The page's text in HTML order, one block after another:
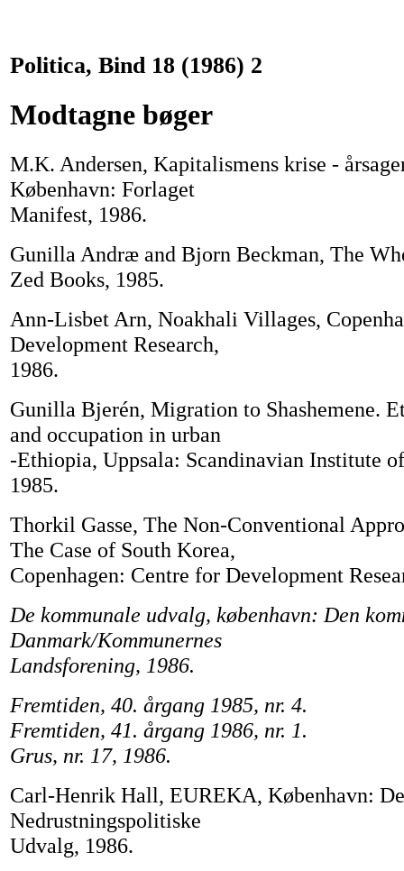
Politica, Bind 18 (1986) 2
Modtagne bøger
M.K. Andersen, Kapitalismens krise -
København: Forlaget
Manifest, 1986.
Gunilla Andræ and Bjorn Beckman, The
Zed Books, 1985.
Ann-Lisbet Arn, Noakhali Villages,
Development Research,
1986.
Gunilla Bjerén, Migration to Shashemene.
and occupation in urban
-Ethiopia, Uppsala: Scandinavian Institute
1985.
Thorkil Gasse, The Non-Conventional
The Case of South Korea,
Copenhagen: Centre for Development
De kommunale udvalg, københavn: Den
Danmark/Kommunernes
Landsforening, 1986.
Fremtiden, 40. årgang 1985, nr. 4.
Fremtiden, 41. årgang 1986, nr. 1.
Grus, nr. 17, 1986.
Carl-Henrik Hall, EUREKA, København:
Nedrustningspolitiske
Udvalg, 1986.